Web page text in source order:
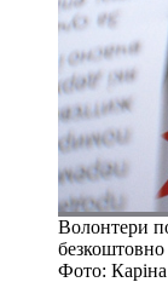
Волонтери
безкоштовно
Фото: